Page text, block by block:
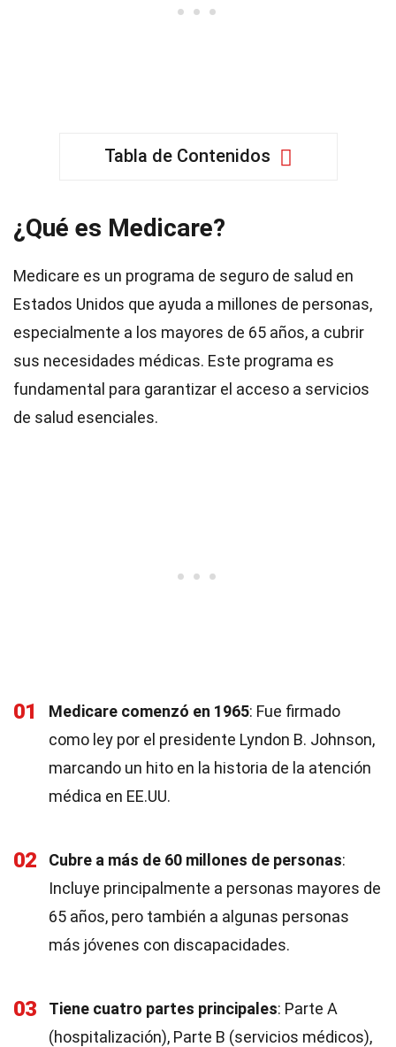
Tabla de Contenidos
¿Qué es Medicare?
Medicare es un programa de seguro de salud en
Estados Unidos que ayuda a millones de personas,
especialmente a los mayores de 65 años, a cubrir
sus necesidades médicas. Este programa es
fundamental para garantizar el acceso a servicios
de salud esenciales.
01 Medicare comenzó en 1965: Fue firmado
como ley por el presidente Lyndon B. Johnson,
marcando un hito en la historia de la atención
médica en EE.UU.
02 Cubre a más de 60 millones de personas:
Incluye principalmente a personas mayores de
65 años, pero también a algunas personas
más jóvenes con discapacidades.
03 Tiene cuatro partes principales: Parte A
(hospitalización), Parte B (servicios médicos),